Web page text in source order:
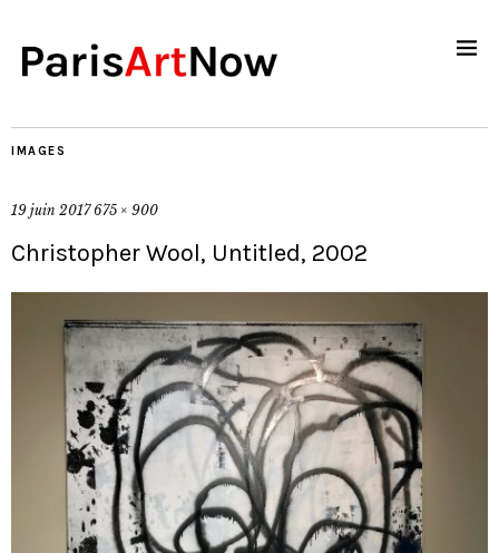
IMAGES
19 juin 2017 675 × 900
Christopher Wool, Untitled, 2002